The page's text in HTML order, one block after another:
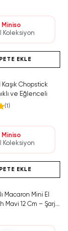
Miniso
Koleksiyon
Al
Satın Al
EKLE
Chopstick
ve Eğlenceli
(1 )
Miniso
Koleksiyon
EKLE
Macaron Mini El
Mavi 12 Cm – Şarjlı